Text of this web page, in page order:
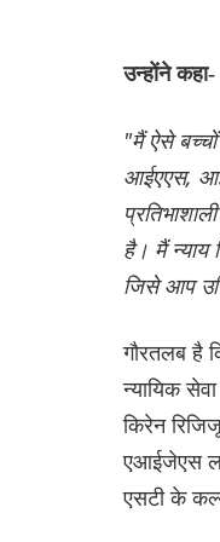
उन्होंने कहा-
"मैं ऐसे
आईएएस,
है। मैं न्याय
जिसे आप
गौरतलब है
न्यायिक
किरेन
एआईजेएस
एसटी के